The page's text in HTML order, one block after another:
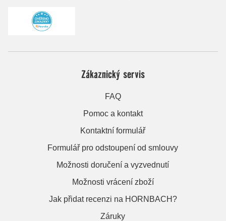
Zákaznický servis
FAQ
Pomoc a kontakt
Kontaktní formulář
Formulář pro odstoupení od smlouvy
Možnosti doručení a vyzvednutí
Možnosti vrácení zboží
Jak přidat recenzi na HORNBACH?
Záruky